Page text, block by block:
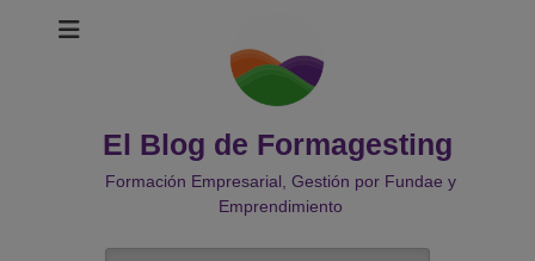
El Blog de Formagesting
Formación Empresarial, Gestión por Fundae y
Emprendimiento
Buscar: